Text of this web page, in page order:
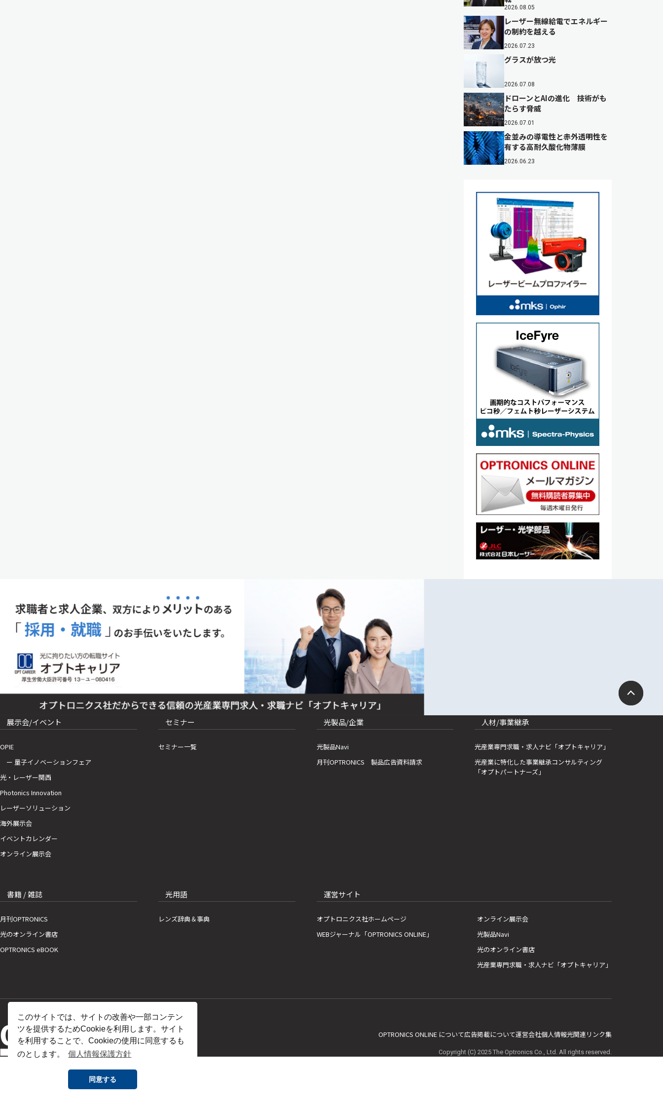
このサイトでは、サイトの改善や一部コンテン
ツを提供するためCookieを利用します。サイト
を利用することで、Cookieの使用に同意するも
のとします。
個人情報保護方針
同意する
2026.08.05
レーザー無線給電でエネルギー
の制約を越える
2026.07.23
グラスが放つ光
2026.07.08
ドローンとAIの進化 技術がも
たらす脅威
2026.07.01
金並みの導電性と赤外透明性を
有する高耐久酸化物薄膜
2026.06.23
展示会/イベント
OPIE
ー 量子イノベーションフェア
光・レーザー関西
Photonics Innovation
レーザーソリューション
海外展示会
イベントカレンダー
オンライン展示会
セミナー
セミナー一覧
光製品/企業
光製品Navi
月刊OPTRONICS 製品広告資料請求
人材/事業継承
光産業専門求職・求人ナビ「オプトキャリア」
光産業に特化した事業継承コンサルティング
「オプトパートナーズ」
書籍 / 雑誌
月刊OPTRONICS
光のオンライン書店
OPTRONICS eBOOK
光用語
レンズ辞典＆事典
運営サイト
オプトロニクス社ホームページ
WEBジャーナル「OPTRONICS ONLINE」
オンライン展示会
光製品Navi
光のオンライン書店
光産業専門求職・求人ナビ「オプトキャリア」
OPTRONICS ONLINE について広告掲載について運営会社個人情報光関連リンク集
Copyright (C) 2025 The Optronics Co., Ltd. All rights reserved.